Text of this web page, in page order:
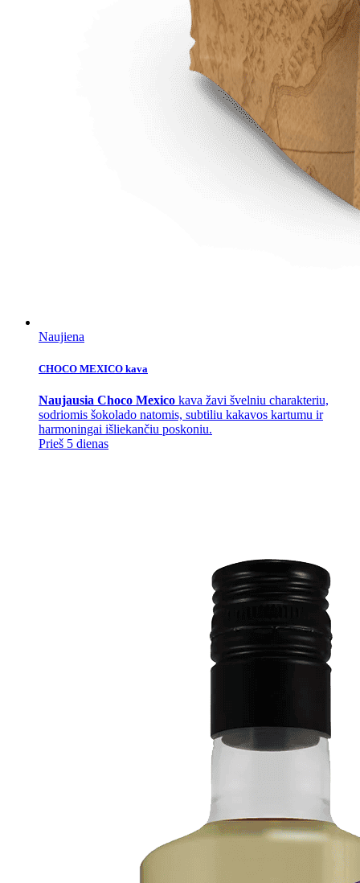
Naujiena
CHOCO MEXICO kava
Naujausia Choco Mexico kava žavi švelniu charakteriu,
sodriomis šokolado natomis, subtiliu kakavos kartumu ir
harmoningai išliekančiu poskoniu.
Prieš 5 dienas